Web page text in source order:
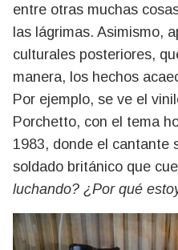
entre otras muchas
las lágrimas. Asimismo,
culturales posteriores,
manera, los hechos
Por ejemplo, se ve el
Porchetto, con el tema
1983, donde el cantante
soldado británico que
luchando? ¿Por qué